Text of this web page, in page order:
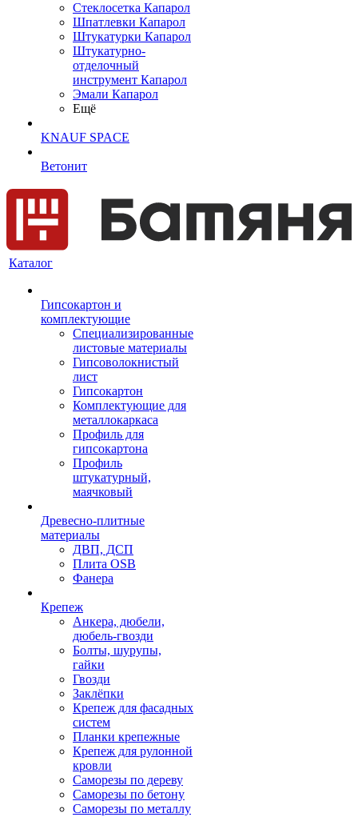
Cтеклосетка Капарол
Шпатлевки Капарол
Штукатурки Капарол
Штукатурно-
отделочный
инструмент Капарол
Эмали Капарол
Ещё
KNAUF SPACE
Ветонит
Каталог
Гипсокартон и
комплектующие
Специализированные
листовые материалы
Гипсоволокнистый
лист
Гипсокартон
Комплектующие для
металлокаркаса
Профиль для
гипсокартона
Профиль
штукатурный,
маячковый
Древесно-плитные
материалы
ДВП, ДСП
Плита OSB
Фанера
Крепеж
Анкера, дюбели,
дюбель-гвозди
Болты, шурупы,
гайки
Гвозди
Заклёпки
Крепеж для фасадных
систем
Планки крепежные
Крепеж для рулонной
кровли
Саморезы по дереву
Саморезы по бетону
Саморезы по металлу